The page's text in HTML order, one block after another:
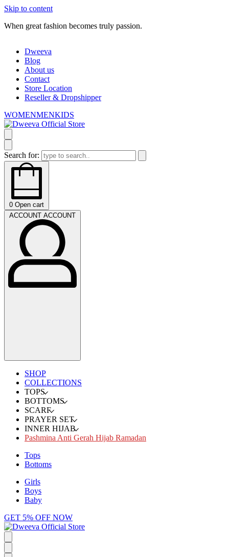
Skip to content
When great fashion becomes truly passion.
Dweeva
Blog
About us
Contact
Store Location
Reseller & Dropshipper
WOMENMENKIDS
Search for:
0 Open cart
ACCOUNT ACCOUNT
SHOP
COLLECTIONS
TOPS
BOTTOMS
SCARF
PRAYER SET
INNER HIJAB
Pashmina Anti Gerah Hijab Ramadan
Tops
Bottoms
Girls
Boys
Baby
GET 5% OFF NOW